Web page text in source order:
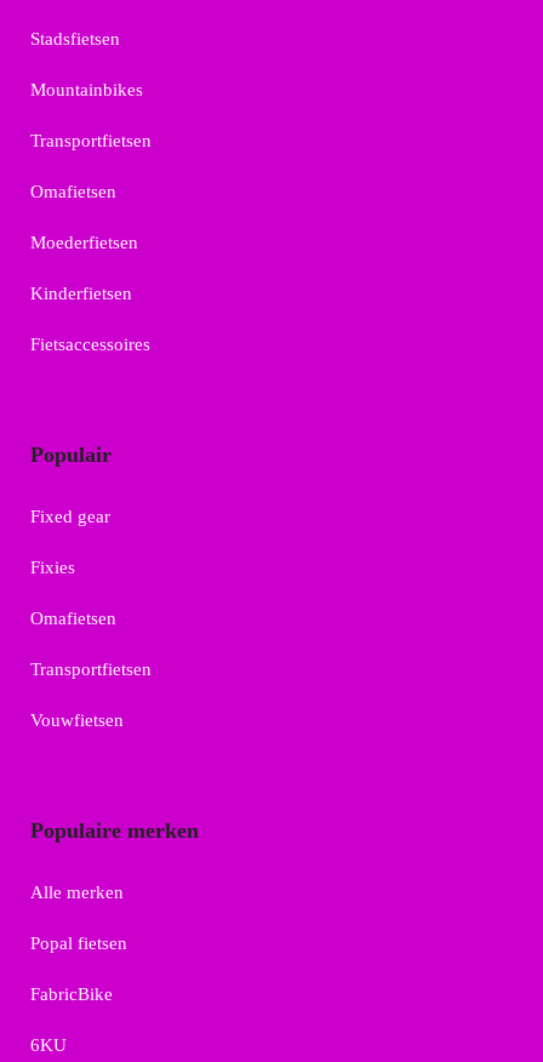
Stadsfietsen
Mountainbikes
Transportfietsen
Omafietsen
Moederfietsen
Kinderfietsen
Fietsaccessoires
Populair
Fixed gear
Fixies
Omafietsen
Transportfietsen
Vouwfietsen
Populaire merken
Alle merken
Popal fietsen
FabricBike
6KU